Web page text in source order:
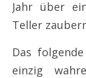
Jahr über
Teller
Das
einzig